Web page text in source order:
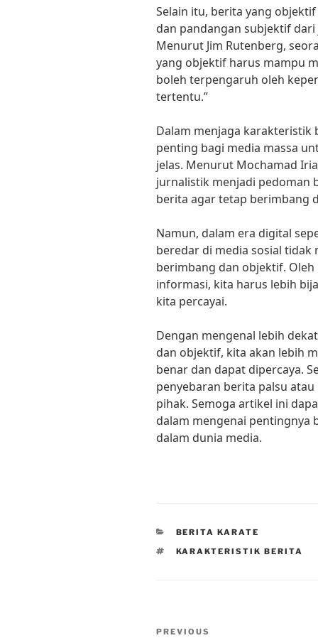
Selain itu, berita yang
dan pandangan subjektif
Menurut Jim Rutenberg,
yang objektif harus mampu
boleh terpengaruh oleh
tertentu.”
Dalam menjaga
penting bagi media massa
jelas. Menurut Mochamad
jurnalistik menjadi pedoman
berita agar tetap berimbang
Namun, dalam era digital
beredar di media sosial
berimbang dan objektif.
informasi, kita harus lebih
kita percayai.
Dengan mengenal lebih
dan objektif, kita akan lebih
benar dan dapat dipercaya.
penyebaran berita palsu
pihak. Semoga artikel ini
dalam mengenai pentingnya
dalam dunia media.
CATEGORIES
BERITA KARATE
TAGS
KARAKTERISTIK BERITA
Post
Previous
PREVIOUS